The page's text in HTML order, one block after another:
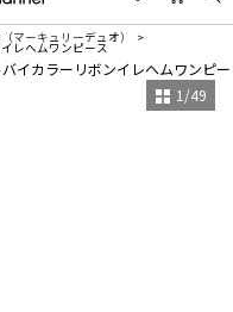
（マーキュリーデュオ）
レヘムワンピース
1 /49